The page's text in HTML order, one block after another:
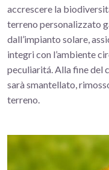
accrescere la
terreno personalizzato
dall’impianto solare,
integri con l’ambiente
peculiaritá. Alla fine del
sarà smantellato,
terreno.